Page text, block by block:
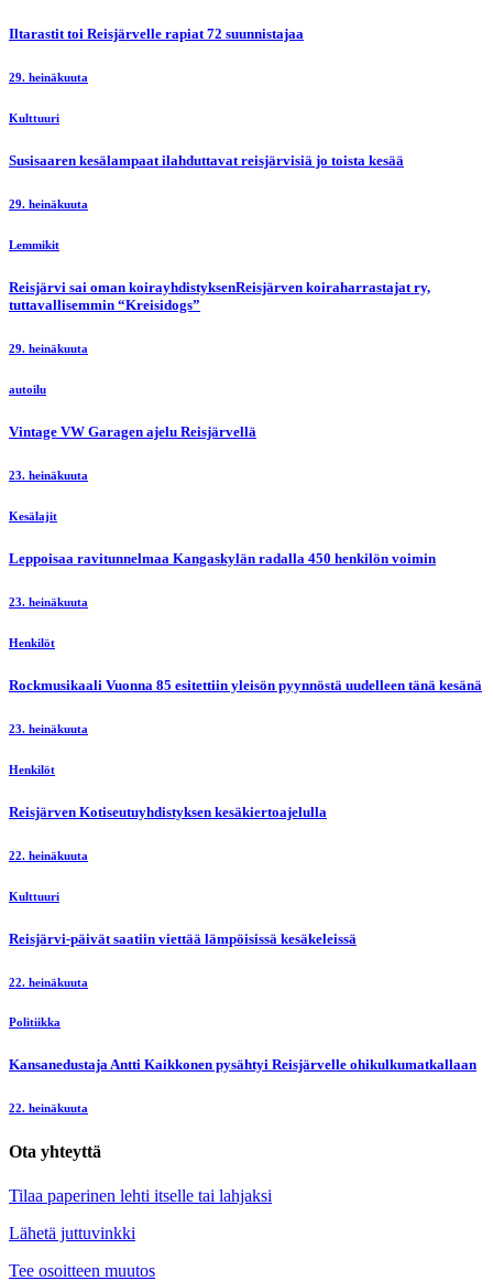
Iltarastit toi Reisjärvelle rapiat 72 suunnistajaa
29. heinäkuuta
Kulttuuri
Susisaaren kesälampaat ilahduttavat reisjärvisiä jo toista kesää
29. heinäkuuta
Lemmikit
Reisjärvi sai oman koirayhdistyksenReisjärven koiraharrastajat ry,
tuttavallisemmin “Kreisidogs”
29. heinäkuuta
autoilu
Vintage VW Garagen ajelu Reisjärvellä
23. heinäkuuta
Kesälajit
Leppoisaa ravitunnelmaa Kangaskylän radalla 450 henkilön voimin
23. heinäkuuta
Henkilöt
Rockmusikaali Vuonna 85 esitettiin yleisön pyynnöstä uudelleen tänä kesänä
23. heinäkuuta
Henkilöt
Reisjärven Kotiseutuyhdistyksen kesäkiertoajelulla
22. heinäkuuta
Kulttuuri
Reisjärvi-päivät saatiin viettää lämpöisissä kesäkeleissä
22. heinäkuuta
Politiikka
Kansanedustaja Antti Kaikkonen pysähtyi Reisjärvelle ohikulkumatkallaan
22. heinäkuuta
Ota yhteyttä
Tilaa paperinen lehti itselle tai lahjaksi
Lähetä juttuvinkki
Tee osoitteen muutos